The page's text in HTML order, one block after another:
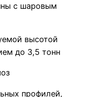
с шаровым
высотой
до 3,5 тонн
профилей,